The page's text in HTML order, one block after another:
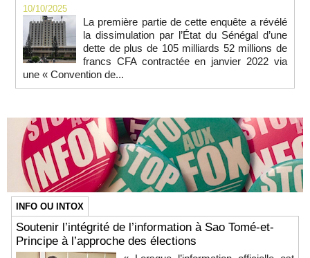
10/10/2025
La première partie de cette enquête a révélé
la dissimulation par l’État du Sénégal d’une
dette de plus de 105 milliards 52 millions de
francs CFA contractée en janvier 2022 via
une « Convention de...
INFO OU INTOX
Soutenir l’intégrité de l’information à Sao Tomé-et-
Principe à l’approche des élections